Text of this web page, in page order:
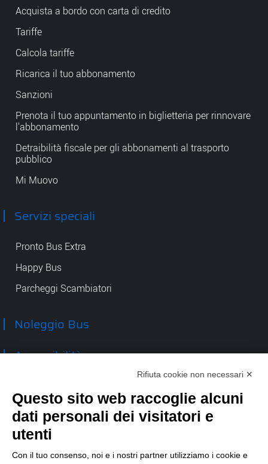
Acquista a bordo con carta di credito
Tariffe
Calcola tariffe
Ricarica il tuo abbonamento
Sanzioni
Prenota il tuo appuntamento in biglietteria per rinnovare
l'abbonamento
Detraibilità fiscale per gli abbonamenti al trasporto
pubblico
Mi Muovo
Servizi speciali
Pronto Bus Extra
Happy Bus
Parcheggi Scambiatori
Noleggio Bus
Accessibilità
TEP spa
Via Taro 12
43125 Parma
Tel. 0521.2141
Rifiuta cookie non necessari ✕
Questo sito web raccoglie alcuni
dati personali dei visitatori e
utenti
Con il tuo consenso, noi e i nostri partner utilizziamo i cookie e